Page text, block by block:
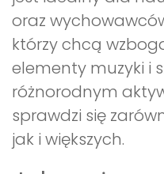
oraz
którzy chcą
elementy muzyki i
różnorodnym
sprawdzi się
jak i większych.